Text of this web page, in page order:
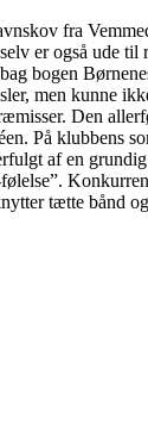
fra
er også ude til
bogen
men kunne
Den
På klubbens
af en
tætte bånd